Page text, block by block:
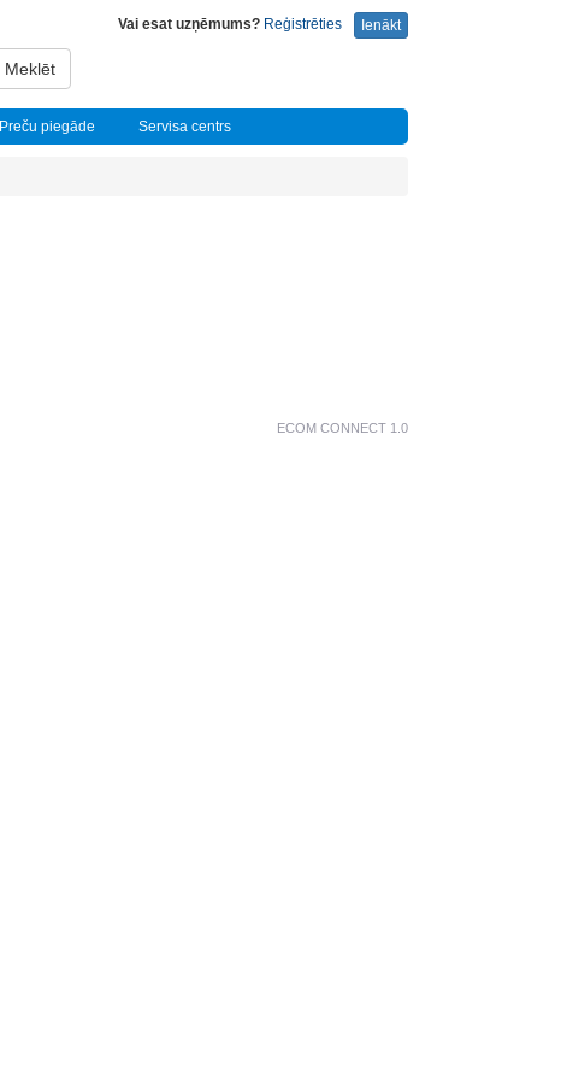
Ienākt
Vai esat uzņēmums? Reģistrēties
Meklēt
Preču piegāde Servisa centrs
ECOM CONNECT 1.0